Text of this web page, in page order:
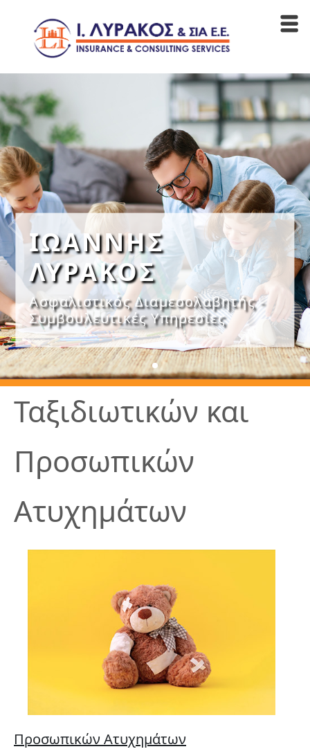
ΙΩΑΝΝΗΣ
ΛΥΡΑΚΟΣ
Ασφαλιστικός Διαμεσολαβητής -
Συμβουλευτικές Υπηρεσίες
Ταξιδιωτικών και
Προσωπικών
Ατυχημάτων
Προσωπικών Ατυχημάτων